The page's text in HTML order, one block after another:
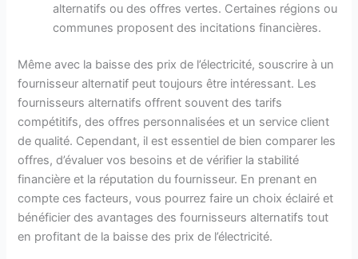
alternatifs ou des offres vertes. Certaines régions ou
communes proposent des incitations financières.
Même avec la baisse des prix de l’électricité, souscrire à un
fournisseur alternatif peut toujours être intéressant. Les
fournisseurs alternatifs offrent souvent des tarifs
compétitifs, des offres personnalisées et un service client
de qualité. Cependant, il est essentiel de bien comparer les
offres, d’évaluer vos besoins et de vérifier la stabilité
financière et la réputation du fournisseur. En prenant en
compte ces facteurs, vous pourrez faire un choix éclairé et
bénéficier des avantages des fournisseurs alternatifs tout
en profitant de la baisse des prix de l’électricité.